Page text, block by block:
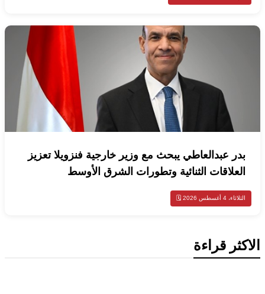
بدر عبدالعاطي يبحث مع وزير خارجية فنزويلا تعزيز
العلاقات الثنائية وتطورات الشرق الأوسط
الثلاثاء، 4 أغسطس 2026 🗓️
الاكثر قراءة